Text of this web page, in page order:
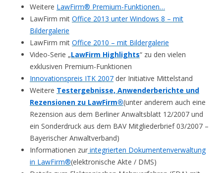
Weitere LawFirm® Premium-Funktionen…
LawFirm mit Office 2013 unter Windows 8 – mit
Bildergalerie
LawFirm mit Office 2010 – mit Bildergalerie
Video-Serie „LawFirm Highlights“ zu den vielen
exklusiven Premium-Funktionen
Innovationspreis ITK 2007 der Initiative Mittelstand
Weitere Testergebnisse, Anwenderberichte und
Rezensionen zu LawFirm®(unter anderem auch eine
Rezension aus dem Berliner Anwaltsblatt 12/2007 und
ein Sonderdruck aus dem BAV Mitgliederbrief 03/2007 –
Bayerischer Anwaltverband)
Informationen zur integrierten Dokumentenverwaltung
in LawFirm®(elektronische Akte / DMS)